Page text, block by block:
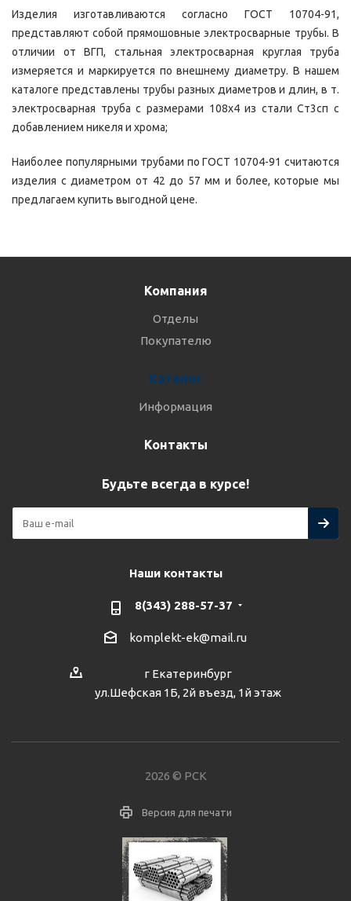
Изделия изготавливаются согласно ГОСТ 10704-91,
представляют собой прямошовные электросварные трубы. В
отличии от ВГП, стальная электросварная круглая труба
измеряется и маркируется по внешнему диаметру. В нашем
каталоге представлены трубы разных диаметров и длин, в т.
электросварная труба с размерами 108х4 из стали Ст3сп с
добавлением никеля и хрома;
Наиболее популярными трубами по ГОСТ 10704-91 считаются
изделия с диаметром от 42 до 57 мм и более, которые мы
предлагаем купить выгодной цене.
Компания
Отделы
Покупателю
Каталог
Информация
Контакты
Будьте всегда в курсе!
Наши контакты
8(343) 288-57-37
komplekt-ek@mail.ru
г Екатеринбург
ул.Шефская 1Б, 2й въезд, 1й этаж
2026 © РСК
Версия для печати